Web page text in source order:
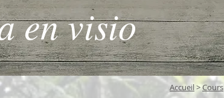
en visio
Accueil>Cours